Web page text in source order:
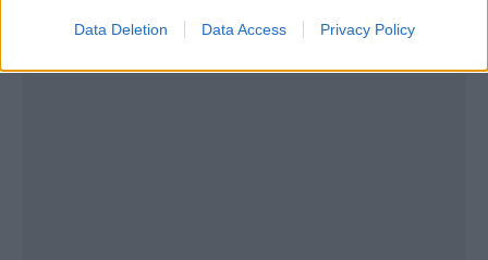
Data Deletion Data Access Privacy Policy